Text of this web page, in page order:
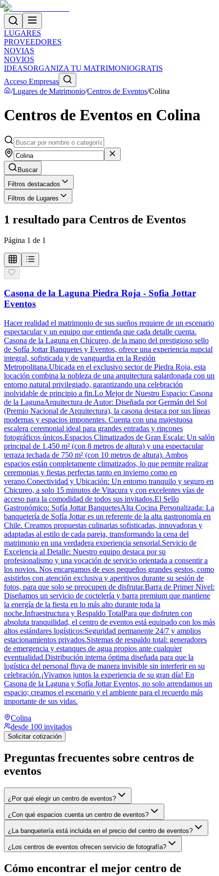
LUGARES
PROVEEDORES
NOVIAS
NOVIOS
IDEASORGANIZA TU MATRIMONIOGRATIS
Acceso Empresas
/Lugares de Matrimonio/Centros de Eventos/Colina
Centros de Eventos en Colina
Buscar
Filtros destacados
Filtros de Lugares
1 resultado para Centros de Eventos
Página 1 de 1
Casona de la Laguna Piedra Roja - Sofia Jottar
Eventos
Hacer realidad el matrimonio de sus sueños requiere de un escenario
espectacular y un equipo que entienda que cada detalle cuenta.
Casona de la Laguna en Chicureo, de la mano del prestigioso sello
de Sofía Jottar Banquetes y Eventos, ofrece una experiencia nupcial
integral, sofisticada y de vanguardia en la Región
Metropolitana.Ubicada en el exclusivo sector de Piedra Roja, esta
locación combina la nobleza de una arquitectura galardonada con un
entorno natural privilegiado, garantizando una celebración
inolvidable de principio a fin.Lo Mejor de Nuestro Espacio: Casona
de la LagunaArquitectura de Autor: Diseñada por Germán del Sol
(Premio Nacional de Arquitectura), la casona destaca por sus líneas
modernas y espacios imponentes. Cuenta con una majestuosa
escalera ceremonial ideal para grandes entradas y rincones
fotográficos únicos.Espacios Climatizados de Gran Escala: Un salón
principal de 1.450 m² (con 8 metros de altura) y una espectacular
terraza techada de 750 m² (con 10 metros de altura). Ambos
espacios están completamente climatizados, lo que permite realizar
ceremonias y fiestas perfectas tanto en invierno como en
verano.Conectividad y Ubicación: Un entorno tranquilo y seguro en
Chicureo, a solo 15 minutos de Vitacura y con excelentes vías de
acceso para la comodidad de todos sus invitados.El Sello
Gastronómico: Sofía Jottar BanquetesAlta Cocina Personalizada: La
banquetería de Sofía Jottar es un referente de la alta gastronomía en
Chile. Creamos propuestas culinarias sofisticadas, innovadoras y
adaptadas al estilo de cada pareja, transformando la cena del
matrimonio en una verdadera experiencia sensorial.Servicio de
Excelencia al Detalle: Nuestro equipo destaca por su
profesionalismo y una vocación de servicio orientada a consentir a
los novios. Nos encargamos de esos pequeños grandes gestos, como
asistirlos con atención exclusiva y aperitivos durante su sesión de
fotos, para que solo se preocupen de disfrutar.Barra de Primer Nivel:
Diseñamos un servicio de coctelería y barra premium que mantiene
la energía de la fiesta en lo más alto durante toda la
noche.Infraestructura y Respaldo TotalPara que disfruten con
absoluta tranquilidad, el centro de eventos está equipado con los más
altos estándares logísticos:Seguridad permanente 24/7 y amplios
estacionamientos privados.Sistemas de respaldo total: generadores
de emergencia y estanques de agua propios ante cualquier
eventualidad.Distribución interna óptima diseñada para que la
logística del personal fluya de manera invisible sin interferir en su
celebración.¡Vivamos juntos la experiencia de su gran día! En
Casona de la Laguna y Sofía Jottar Eventos, no solo arrendamos un
espacio; creamos el escenario y el ambiente para el recuerdo más
importante de sus vidas.
Colina
desde 100 invitados
Solicitar cotización
Preguntas frecuentes sobre centros de
eventos
¿Por qué elegir un centro de eventos?
¿Con qué espacios cuenta un centro de eventos?
¿La banquetería está incluida en el precio del centro de eventos?
¿Los centros de eventos ofrecen servicio de fotografía?
Cómo encontrar el mejor centro de